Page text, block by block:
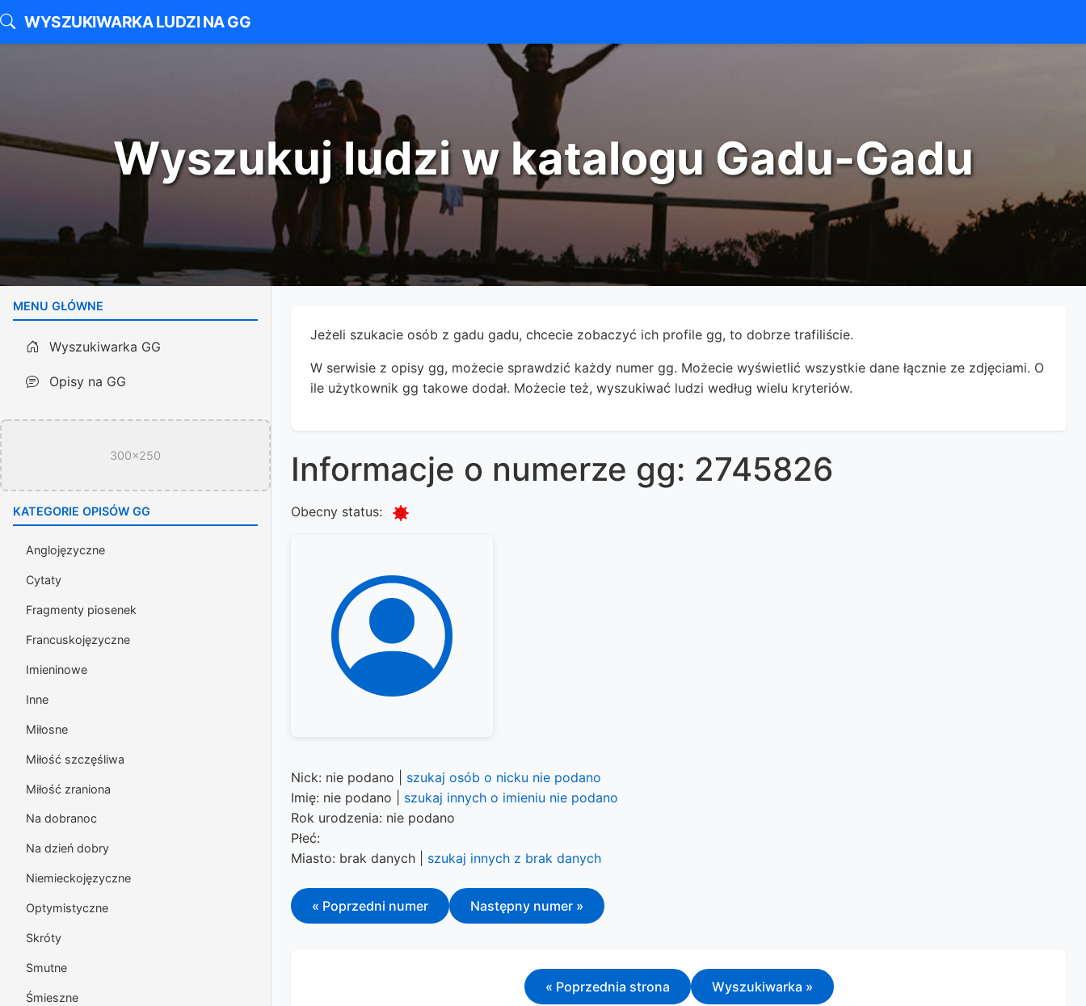
WYSZUKIWARKA LUDZI NA GG
Wyszukuj ludzi w katalogu Gadu-Gadu
MENU GŁÓWNE
Wyszukiwarka GG
Opisy na GG
300x250
KATEGORIE OPISÓW GG
Anglojęzyczne
Cytaty
Fragmenty piosenek
Francuskojęzyczne
Imieninowe
Inne
Miłosne
Miłość szczęśliwa
Miłość zraniona
Na dobranoc
Na dzień dobry
Niemieckojęzyczne
Optymistyczne
Skróty
Smutne
Śmieszne
Jeżeli szukacie osób z gadu gadu, chcecie zobaczyć ich profile gg, to dobrze trafiliście.
W serwisie z opisy gg, możecie sprawdzić każdy numer gg. Możecie wyświetlić wszystkie dane łącznie ze zdjęciami. O
ile użytkownik gg takowe dodał. Możecie też, wyszukiwać ludzi według wielu kryteriów.
Informacje o numerze gg: 2745826
Obecny status:
Nick: nie podano | szukaj osób o nicku nie podano
Imię: nie podano | szukaj innych o imieniu nie podano
Rok urodzenia: nie podano
Płeć:
Miasto: brak danych | szukaj innych z brak danych
« Poprzedni numer Następny numer »
« Poprzednia strona Wyszukiwarka »